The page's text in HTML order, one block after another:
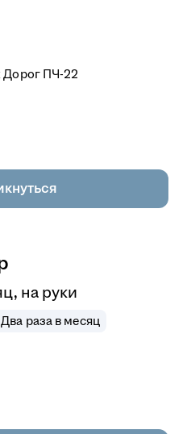
ПЧ-22
на руки
раза в месяц